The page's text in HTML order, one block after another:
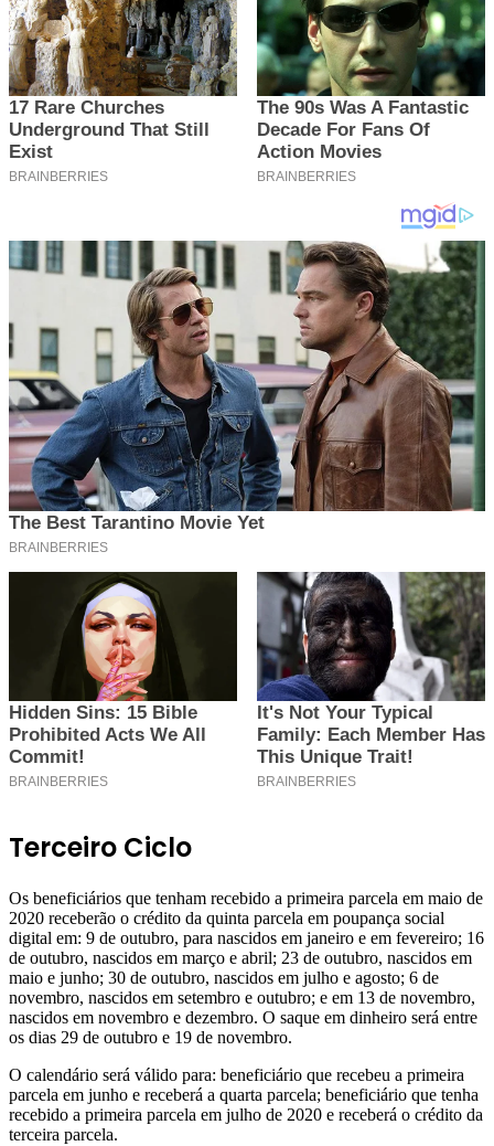
Terceiro Ciclo
Os beneficiários que tenham recebido a primeira parcela em maio de
2020 receberão o crédito da quinta parcela em poupança social
digital em: 9 de outubro, para nascidos em janeiro e em fevereiro; 16
de outubro, nascidos em março e abril; 23 de outubro, nascidos em
maio e junho; 30 de outubro, nascidos em julho e agosto; 6 de
novembro, nascidos em setembro e outubro; e em 13 de novembro,
nascidos em novembro e dezembro. O saque em dinheiro será entre
os dias 29 de outubro e 19 de novembro.
O calendário será válido para: beneficiário que recebeu a primeira
parcela em junho e receberá a quarta parcela; beneficiário que tenha
recebido a primeira parcela em julho de 2020 e receberá o crédito da
terceira parcela.